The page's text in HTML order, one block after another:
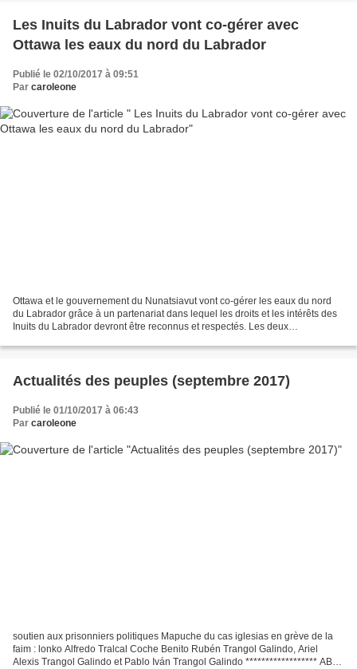
Les Inuits du Labrador vont co-gérer avec
Ottawa les eaux du nord du Labrador
Publié le 02/10/2017 à 09:51
Par caroleone
Ottawa et le gouvernement du Nunatsiavut vont co-gérer les eaux du nord
du Labrador grâce à un partenariat dans lequel les droits et les intérêts des
Inuits du Labrador devront être reconnus et respectés. Les deux
Actualités des peuples (septembre 2017)
Publié le 01/10/2017 à 06:43
Par caroleone
soutien aux prisonniers politiques Mapuche du cas iglesias en grève de la
faim : lonko Alfredo Tralcal Coche Benito Rubén Trangol Galindo, Ariel
Alexis Trangol Galindo et Pablo Iván Trangol Galindo ****************** ABYA